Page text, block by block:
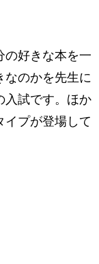
好きな本を一
のかを先生に
入試です。ほか
プが登場して